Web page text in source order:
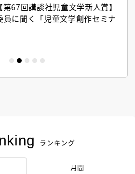
67回講談社児童文学新人賞】
員に聞く「児童文学創作セミナ
ランキング
月間